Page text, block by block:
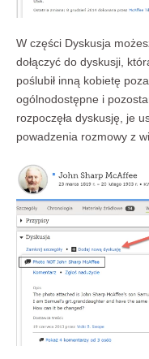
W części Dyskusja
dołączyć do dyskusji,
poślubił inną kobietę
ogólnodostępne i
rozpoczęła dyskusję, je
powadzenia rozmowy z